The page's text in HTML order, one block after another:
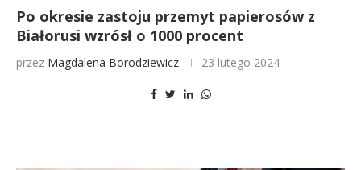
Po okresie zastoju przemyt papierosów z
Białorusi wzrósł o 1000 procent
przez Magdalena Borodziewicz 23 lutego 2024